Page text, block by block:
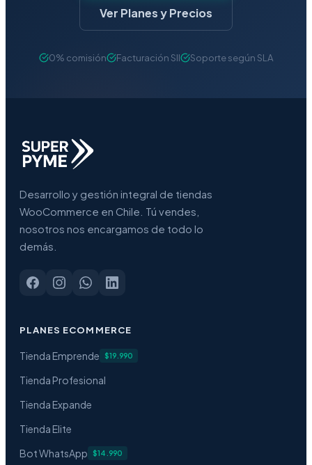
Ver Planes y Precios
0% comisión Facturación SII Soporte según SLA
Desarrollo y gestión integral de tiendas
WooCommerce en Chile. Tú vendes,
nosotros nos encargamos de todo lo
demás.
PLANES ECOMMERCE
Tienda Emprende $19.990
Tienda Profesional
Tienda Expande
Tienda Elite
Bot WhatsApp
$14.990